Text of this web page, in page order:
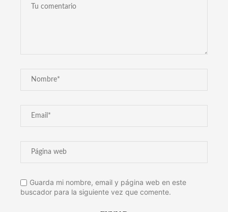
Guarda mi nombre, email y página web en este
buscador para la siguiente vez que comente.